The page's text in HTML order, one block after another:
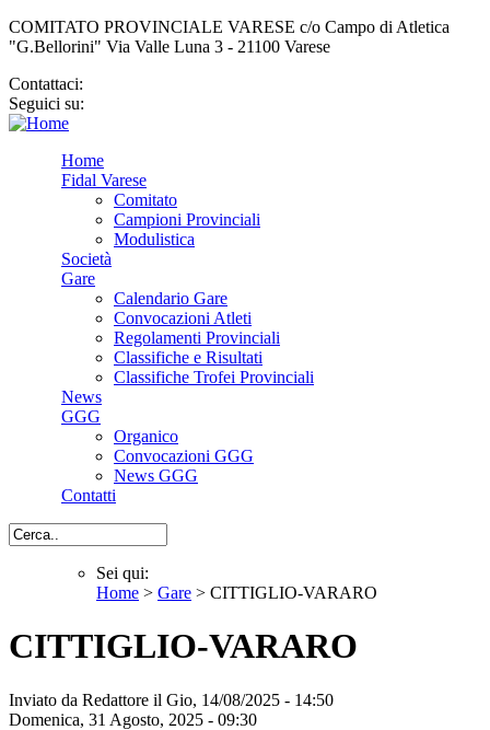
COMITATO PROVINCIALE VARESE c/o Campo di Atletica
"G.Bellorini" Via Valle Luna 3 - 21100 Varese
Contattaci:
Seguici su:
Home
Fidal Varese
Comitato
Campioni Provinciali
Modulistica
Società
Gare
Calendario Gare
Convocazioni Atleti
Regolamenti Provinciali
Classifiche e Risultati
Classifiche Trofei Provinciali
News
GGG
Organico
Convocazioni GGG
News GGG
Contatti
Cerca
Sei qui
Sei qui:
Home > Gare > CITTIGLIO-VARARO
CITTIGLIO-VARARO
Inviato da Redattore il Gio, 14/08/2025 - 14:50
Domenica, 31 Agosto, 2025 - 09:30